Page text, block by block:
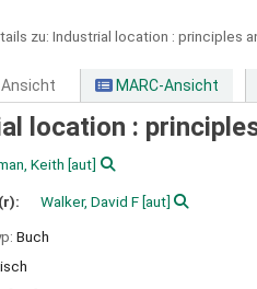
zu: Industrial location : principles
Ansicht MARC-Ansicht
location :
Keith [aut]
Walker, David F[aut]
Buch